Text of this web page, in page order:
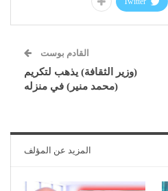
القادم بوست
(وزير الثقافة) يذهب لتكريم
(محمد منير) في منزله
المزيد عن المؤلف